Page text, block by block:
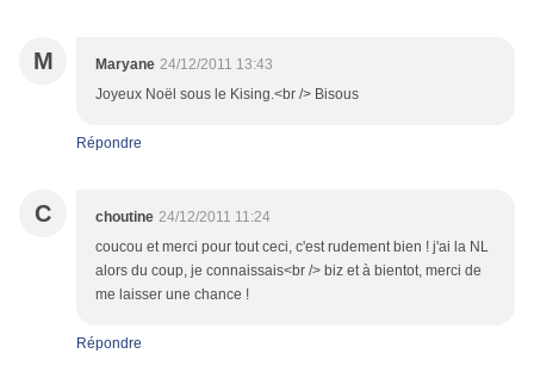
M Maryane 24/12/2011 13:43
Joyeux Noël sous le Kising.<br /> Bisous
Répondre
C choutine 24/12/2011 11:24
coucou et merci pour tout ceci, c'est rudement bien ! j'ai la NL
alors du coup, je connaissais<br /> biz et à bientot, merci de
me laisser une chance !
Répondre